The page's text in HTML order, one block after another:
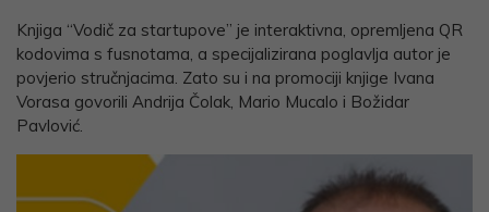
Knjiga “Vodič za startupove” je interaktivna, opremljena QR
kodovima s fusnotama, a specijalizirana poglavlja autor je
povjerio stručnjacima. Zato su i na promociji knjige Ivana
Vorasa govorili Andrija Čolak, Mario Mucalo i Božidar
Pavlović.